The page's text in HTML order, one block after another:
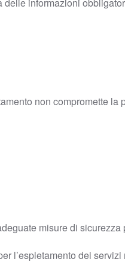
informazioni
non compromette la
misure di sicurezza
l’espletamento dei